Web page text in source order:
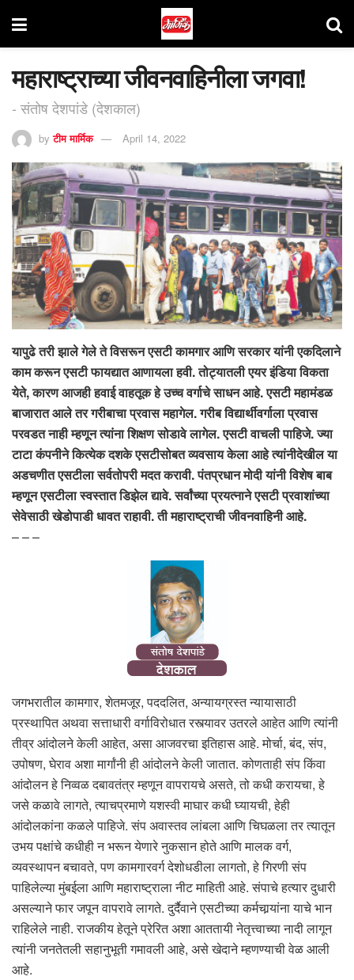
महाराष्ट्राच्या जीवनवाहिनीला जगवा!
- संतोष देशपांडे (देशकाल)
by टीम मार्मिक April 14, 2022
यापुढे तरी झाले गेले ते विसरून एसटी कामगार आणि सरकार यांनी एकदिलाने
काम करून एसटी फायद्यात आणायला हवी. तोट्यातली एयर इंडिया विकता
येते, कारण आजही हवाई वाहतूक हे उच्च वर्गाचे साधन आहे. एसटी महामंडळ
बाजारात आले तर गरीबाचा प्रवास महागेल. गरीब विद्यार्थीवर्गाला प्रवास
परवडत नाही म्हणून त्यांना शिक्षण सोडावे लागेल. एसटी वाचली पाहिजे. ज्या
टाटा कंपनीने कित्येक दशके एसटीसोबत व्यवसाय केला आहे त्यांनीदेखील या
अडचणीत एसटीला सर्वतोपरी मदत करावी. पंतप्रधान मोदी यांनी विशेष बाब
म्हणून एसटीला स्वस्तात डिझेल द्यावे. सर्वांच्या प्रयत्नाने एसटी प्रवाशांच्या
सेवेसाठी खेडोपाडी धावत राहावी. ती महाराष्ट्राची जीवनवाहिनी आहे.
– – –
जगभरातील कामगार, शेतमजूर, पददलित, अन्यायग्रस्त न्यायासाठी
प्रस्थापित अथवा सत्ताधारी वर्गाविरोधात रस्त्यावर उतरले आहेत आणि त्यांनी
तीव्र आंदोलने केली आहेत, असा आजवरचा इतिहास आहे. मोर्चा, बंद, संप,
उपोषण, घेराव अशा मार्गांनी ही आंदोलने केली जातात. कोणताही संप किंवा
आंदोलन हे निव्वळ दबावतंत्र म्हणून वापरायचे असते, तो कधी करायचा, हे
जसे कळावे लागते, त्याचप्रमाणे यशस्वी माघार कधी घ्यायची, हेही
आंदोलकांना कळले पाहिजे. संप अवास्तव लांबला आणि चिघळला तर त्यातून
उभय पक्षांचे कधीही न भरून येणारे नुकसान होते आणि मालक वर्ग,
व्यवस्थापन बचावते, पण कामगारवर्ग देशोधडीला लागतो, हे गिरणी संप
पाहिलेल्या मुंबईला आणि महाराष्ट्राला नीट माहिती आहे. संपाचे हत्यार दुधारी
असल्याने फार जपून वापरावे लागते. दुर्दैवाने एसटीच्या कर्मचार्‍यांना याचे भान
राहिलेले नाही. राजकीय हेतूने प्रेरित अशा आततायी नेतृत्त्वाच्या नादी लागून
त्यांनी जनतेतली सहानुभूती गमावली आहे, असे खेदाने म्हणण्याची वेळ आली
आहे.